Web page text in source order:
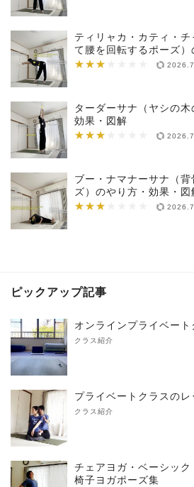
ティリャカ・カティ・
て腰を回転するポーズ）
★★★
★★★★★★★
ターダーサナ（ヤシの木
効果・図解
★★★
★★★★★★★
ブー・ナマナーサナ（
ズ）のやり方・効果・図
★★★
★★★★★★★
ピックアップ記事
オンラインプライベート
クラス紹介
プライベートクラスのレ
クラス紹介
チェアヨガ・ベーシッ
椅子ヨガポーズ集